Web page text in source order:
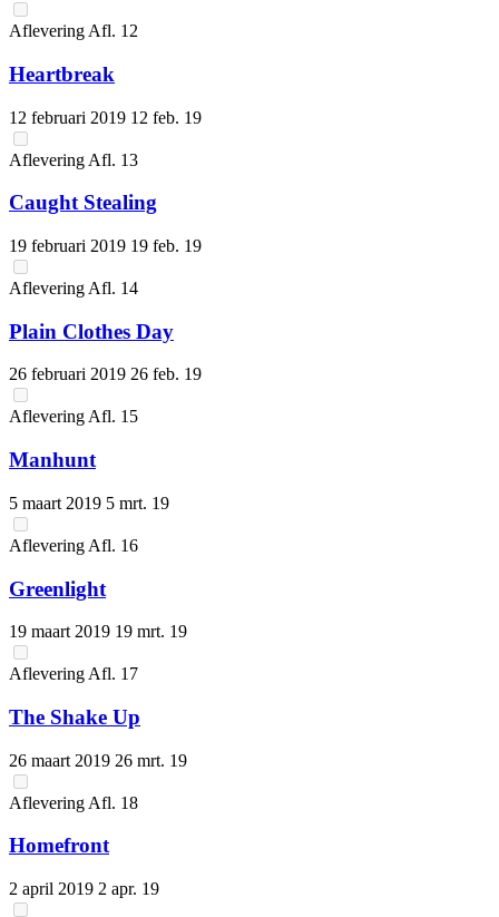
Aflevering Afl. 12
Heartbreak
12 februari 2019 12 feb. 19
Aflevering Afl. 13
Caught Stealing
19 februari 2019 19 feb. 19
Aflevering Afl. 14
Plain Clothes Day
26 februari 2019 26 feb. 19
AfleveringAfl. 15
Manhunt
5 maart 2019 5 mrt. 19
Aflevering Afl. 16
Greenlight
19 maart 2019 19 mrt. 19
Aflevering Afl. 17
The Shake Up
26 maart 2019 26 mrt. 19
Aflevering Afl. 18
Homefront
2 april 2019 2 apr. 19